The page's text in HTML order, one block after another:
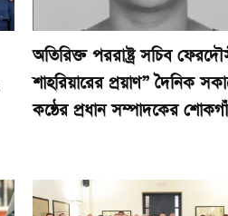
অতিরিক্ত পররাষ্ট্র সচিব
শাহরিয়ারের প্রয়াণ” দৈনিক
কন্ঠের প্রধান সম্পাদকের